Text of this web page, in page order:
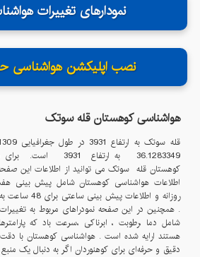
نمودارهای تغییرات هواشناسی
نصب اپلیکشن هواشناسی
هواشناسی کوهستان قلهسوتک
قلهسوتک به ارتفاع 3931
36.1283349
3931
است. برای
کوهستان قلهسوتک می توانید از اطلاعات این
اطلاعات هواشناسی کوهستان
شامل دما ،رطوبت ، ابرناکی ،سرعت باد که
هستند ارایه شده است . هواشناسی
دقیق و حرفه‌ای برای کوهنوردان